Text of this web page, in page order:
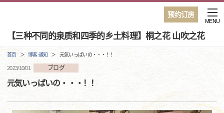
预约订房
【三种不同的泉质和四季的乡土料理】桐之花 山吹之花
MENU
首页 博客·通知 元気いっぱいの・・・！！
2023/10/01 ブログ
元気いっぱいの・・・！！